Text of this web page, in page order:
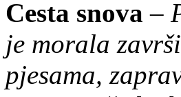
Cesta snova –
je morala
pjesama,